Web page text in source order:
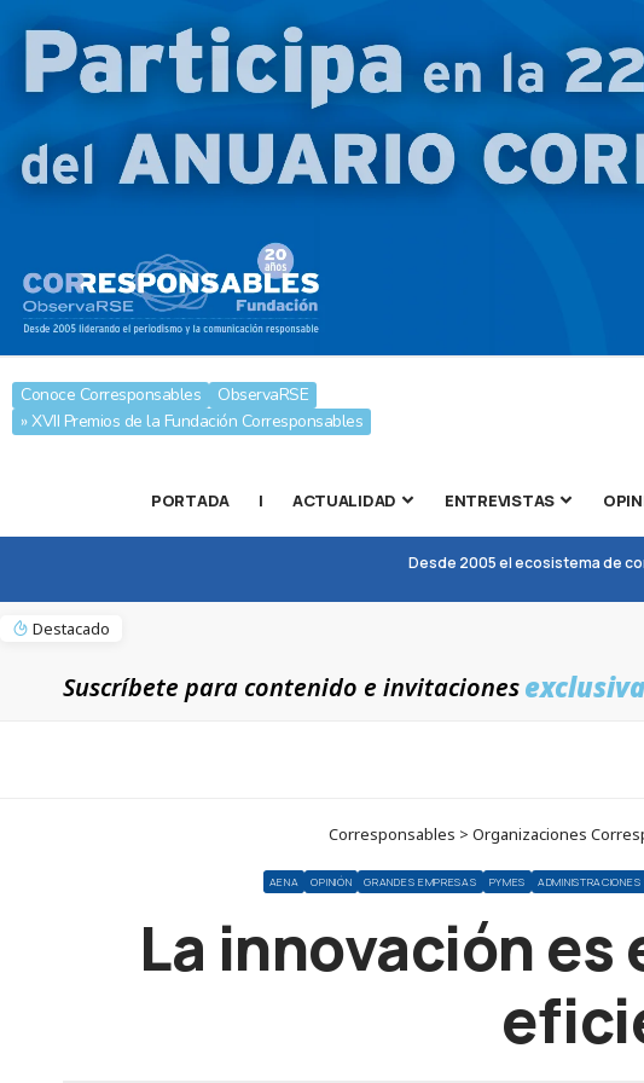
Conoce Corresponsables
ObservaRSE
» XVII Premios de la Fundación Corresponsables
PORTADA | ACTUALIDAD ENTREVISTAS
Desde 2005 el ecosistema de
Destacado
Suscríbete para contenido e invitaciones
Corresponsables > Organizaciones
AENA OPINIÓN GRANDES EMPRESAS PYMES
La innovación es